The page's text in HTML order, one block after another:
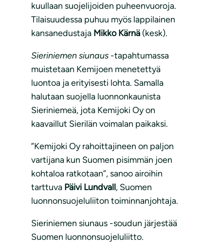
kuullaan suojelijoiden puheenvuoroja.
Tilaisuudessa puhuu myös lappilainen
kansanedustaja Mikko Kärnä (kesk).
Sieriniemen siunaus -tapahtumassa
muistetaan Kemijoen menetettyä
luontoa ja erityisesti lohta. Samalla
halutaan suojella luonnonkaunista
Sieriniemeä, jota Kemijoki Oy on
kaavaillut Sierilän voimalan paikaksi.
”Kemijoki Oy rahoittajineen on paljon
vartijana kun Suomen pisimmän joen
kohtaloa ratkotaan”, sanoo airoihin
tarttuva Päivi Lundvall, Suomen
luonnonsuojeluliiton toiminnanjohtaja.
Sieriniemen siunaus -soudun järjestää
Suomen luonnonsuojeluliitto.